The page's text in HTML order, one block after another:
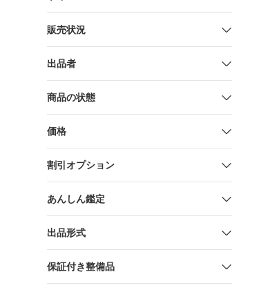
販売状況
出品者
商品の状態
価格
割引オプション
あんしん鑑定
出品形式
保証付き整備品